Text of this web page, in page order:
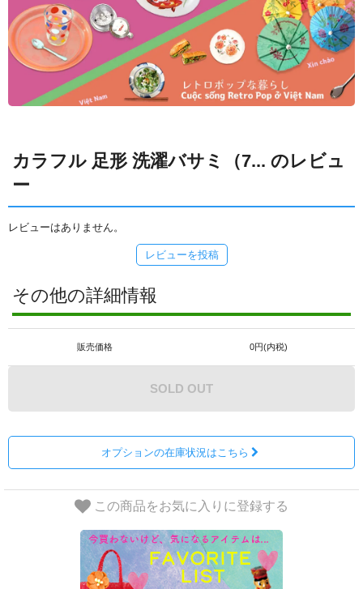
カラフル 足形 洗濯バサミ（7... のレビュ
ー
レビューはありません。
レビューを投稿
その他の詳細情報
販売価格 0円(内税)
SOLD OUT
オプションの在庫状況はこちら
この商品をお気に入りに登録する